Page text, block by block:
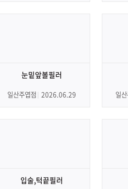
눈밑앞볼필러
일산주엽점 2026.06.29 일
입술,턱끝필러